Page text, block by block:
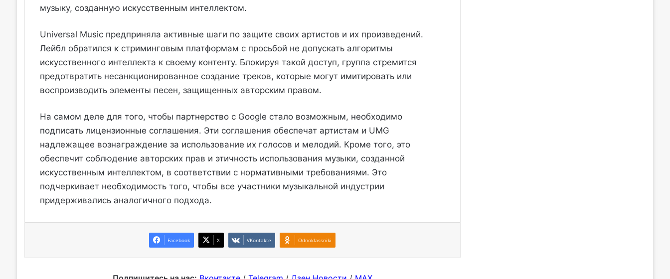
музыку, созданную искусственным интеллектом.
Universal Music предприняла активные шаги по защите своих артистов и их произведений.
Лейбл обратился к стриминговым платформам с просьбой не допускать алгоритмы
искусственного интеллекта к своему контенту. Блокируя такой доступ, группа стремится
предотвратить несанкционированное создание треков, которые могут имитировать или
воспроизводить элементы песен, защищенных авторским правом.
На самом деле для того, чтобы партнерство с Google стало возможным, необходимо
подписать лицензионные соглашения. Эти соглашения обеспечат артистам и UMG
надлежащее вознаграждение за использование их голосов и мелодий. Кроме того, это
обеспечит соблюдение авторских прав и этичность использования музыки, созданной
искусственным интеллектом, в соответствии с нормативными требованиями. Это
подчеркивает необходимость того, чтобы все участники музыкальной индустрии
придерживались аналогичного подхода.
Facebook X VKontakte Odnoklassniki